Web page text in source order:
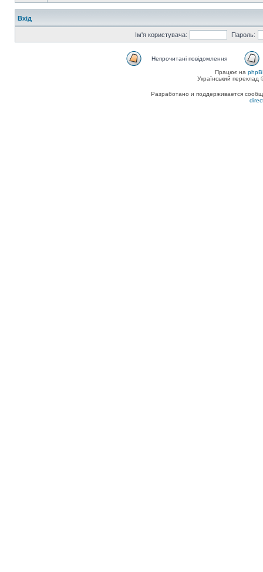
Вхід
Ім'я користувача: Пароль:
Непрочитані повідомлення
Працює на
Український
Разработано и поддерживается